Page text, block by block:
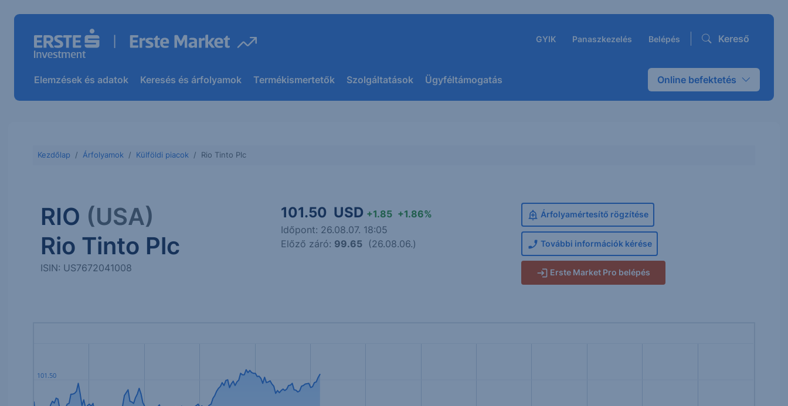
GYIK Panaszkezelés Belépés Kereső
Elemzések és adatok Keresés és árfolyamok Termékismertetők Szolgáltatások Ügyféltámogatás Online befektetés
Kezdőlap Árfolyamok Külföldi piacok Rio Tinto Plc
RIO (USA)
Rio Tinto Plc
ISIN: US7672041008
101.50 USD +1.85 +1.86%
Időpont: 26.08.07. 18:05
Előző záró: 99.65 (26.08.06.)
Árfolyamértesítő rögzítése
További információk kérése
Erste Market Pro belépés
101.50